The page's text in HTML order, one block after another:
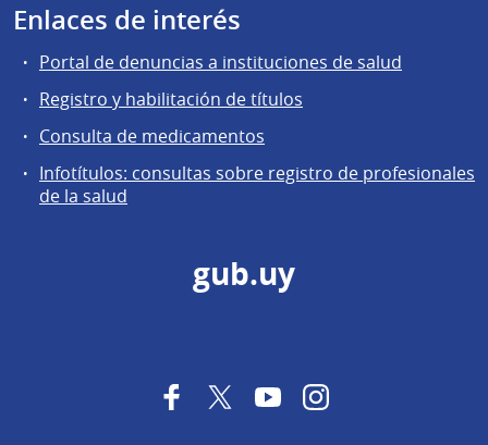
Enlaces de interés
Portal de denuncias a instituciones de salud
Registro y habilitación de títulos
Consulta de medicamentos
Infotítulos: consultas sobre registro de profesionales
de la salud
gub.uy
FacebookTwitterYouTubeInstagram